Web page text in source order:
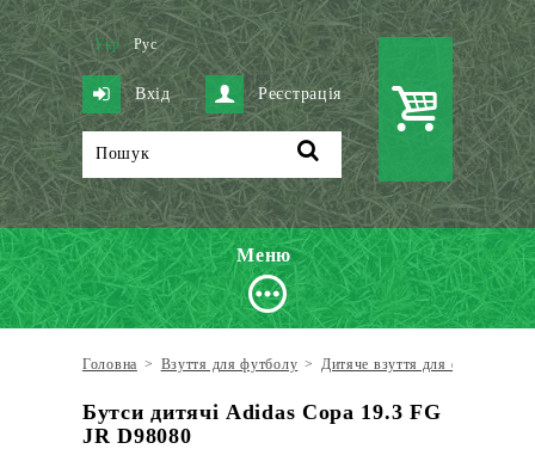
Укр Рус
Вхід Реєстрація
Меню
Головна > Взуття для футболу > Дитяче взуття для футболу
Бутси дитячі Adidas Copa 19.3 FG
JR D98080